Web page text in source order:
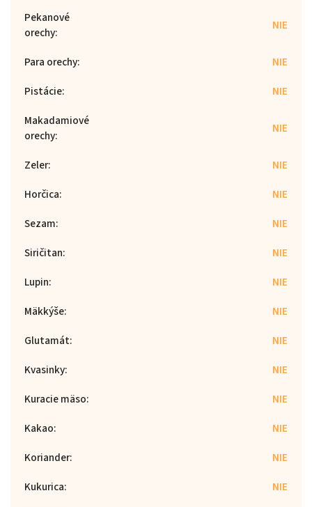
Pekanové
orechy: NIE
Para orechy:
NIE
Pistácie:
NIE
Makadamiové
orechy: NIE
Zeler:
NIE
Horčica:
NIE
Sezam:
NIE
Siričitan:
NIE
Lupin:
NIE
Mäkkýše:
NIE
Glutamát:
NIE
Kvasinky:
NIE
Kuracie mäso:
NIE
Kakao:
NIE
Koriander:
NIE
Kukurica:
NIE